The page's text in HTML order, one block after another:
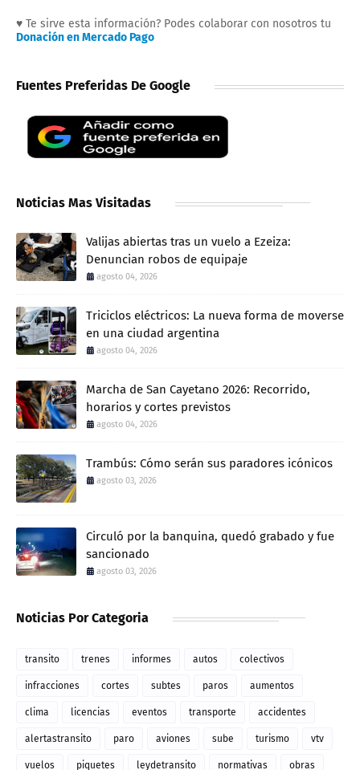
♥ Te sirve esta información? Podes colaborar con nosotros tu
Donación en Mercado Pago
Fuentes Preferidas De Google
Noticias Mas Visitadas
Valijas abiertas tras un vuelo a Ezeiza:
Denuncian robos de equipaje
agosto 04, 2026
Triciclos eléctricos: La nueva forma de moverse
en una ciudad argentina
agosto 04, 2026
Marcha de San Cayetano 2026: Recorrido,
horarios y cortes previstos
agosto 04, 2026
Trambús: Cómo serán sus paradores icónicos
agosto 03, 2026
Circuló por la banquina, quedó grabado y fue
sancionado
agosto 03, 2026
Noticias Por Categoria
transito trenes informes autos colectivos
infracciones cortes subtes paros aumentos
clima licencias eventos transporte accidentes
alertastransito paro aviones sube turismo vtv
vuelos piquetes leydetransito normativas obras